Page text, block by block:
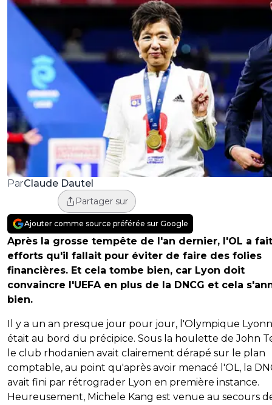
ParClaude Dautel
Partager sur
Ajouter comme source préférée sur Google
Après la grosse tempête de l'an dernier, l'OL a
efforts qu'il fallait pour éviter de faire des folies
financières. Et cela tombe bien, car Lyon doit
convaincre l'UEFA en plus de la DNCG et cela
bien.
Il y a un an presque jour pour jour, l'Olympique
était au bord du précipice. Sous la houlette de John
le club rhodanien avait clairement dérapé sur le plan
comptable, au point qu'après avoir menacé l'OL, la
avait fini par rétrograder Lyon en première instance.
Heureusement, Michele Kang est venue au secours